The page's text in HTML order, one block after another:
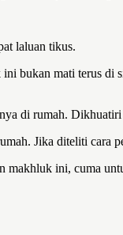
laluan tikus.
bukan mati terus
di rumah.
Jika diteliti cara
ini, cuma